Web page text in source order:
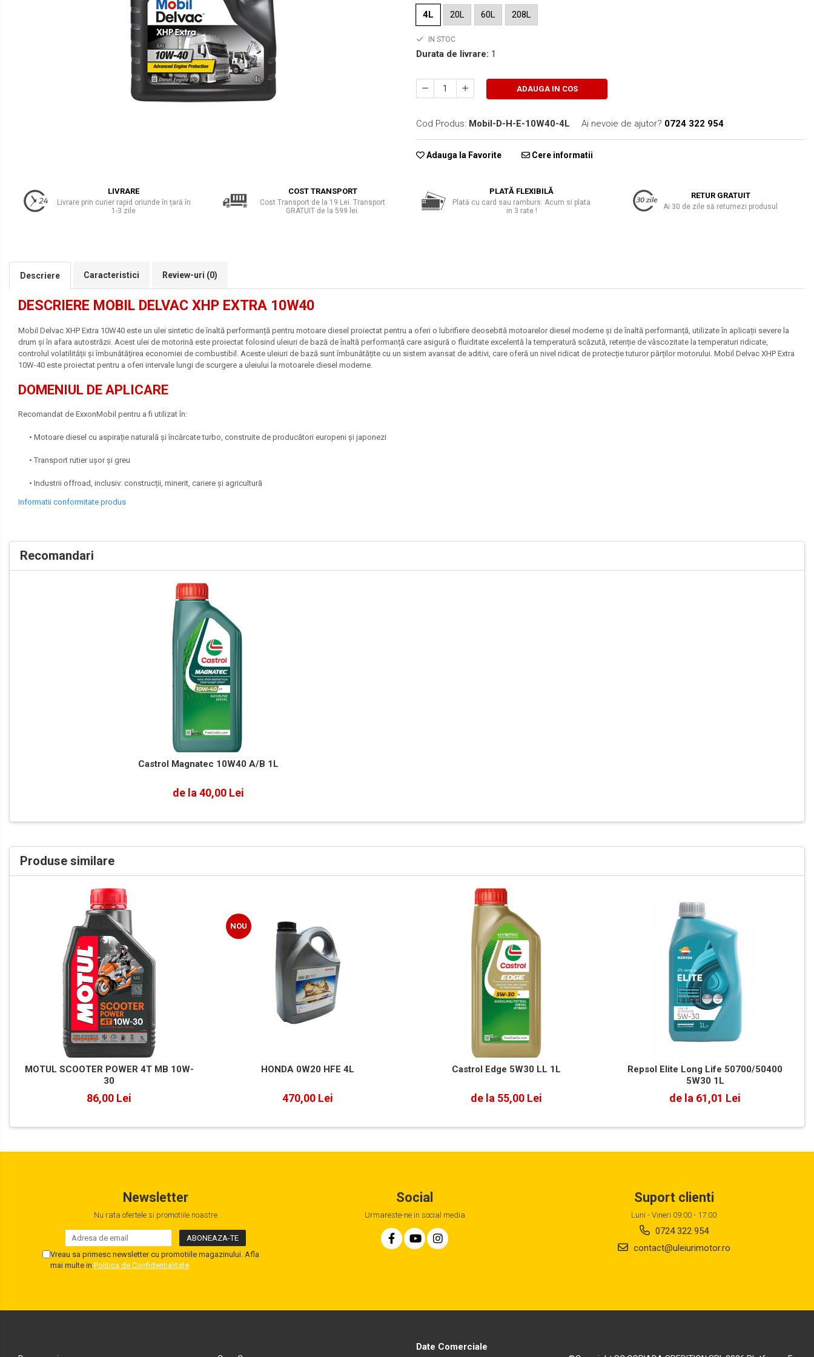
Uleiuri Transmisie Autoturisme
Uleiuri Transmisie Utilaje Agricole
Antigel Camioane
Antigel Motociclete
Lichide Frână Autoturisme
Lichide Frână Motociclete
Lichide Hidraulice
Lichide Pentru Punți și Universale
Lichide Suspensie
Lichide Suspensie Motociclete
Lichide Întreținere Autoturisme
Lichide Întreținere Utilaje
Lubrifianți Industriali
Mâini
Accesorii Auto
Covorase Auto
4L 20L 60L 208L
IN STOC
Durata de livrare: 1
ADAUGA IN COS
Cod Produs: Mobil-D-H-E-10W40-4L Ai nevoie de ajutor? 0724 322 954
Adauga la Favorite Cere informatii
LIVRARE
Livrare prin curier rapid oriunde în țară în
1-3 zile
COST TRANSPORT
Cost Transport de la 19 Lei. Transport
GRATUIT de la 599 lei.
PLATĂ FLEXIBILĂ
Plată cu card sau ramburs. Acum si plata
in 3 rate !
RETUR GRATUIT
Ai 30 de zile să returnezi produsul
Descriere Caracteristici Review-uri (0)
DESCRIERE MOBIL DELVAC XHP EXTRA 10W40
Mobil Delvac XHP Extra 10W40 este un ulei sintetic de înaltă performanță pentru motoare diesel proiectat pentru a oferi o lubrifiere deosebită motoarelor diesel moderne și de înaltă performanță, utilizate în aplicații severe la
drum și în afara autostrăzii. Acest ulei de motorină este proiectat folosind uleiuri de bază de înaltă performanță care asigură o fluiditate excelentă la temperatură scăzută, retenție de vâscozitate la temperaturi ridicate,
controlul volatilității și îmbunătățirea economiei de combustibil. Aceste uleiuri de bază sunt îmbunătățite cu un sistem avansat de aditivi, care oferă un nivel ridicat de protecție tuturor părților motorului. Mobil Delvac XHP Extra
10W-40 este proiectat pentru a oferi intervale lungi de scurgere a uleiului la motoarele diesel moderne.
DOMENIUL DE APLICARE
Recomandat de ExxonMobil pentru a fi utilizat în:
• Motoare diesel cu aspirație naturală și încărcate turbo, construite de producători europeni și japonezi
• Transport rutier ușor și greu
• Industrii offroad, inclusiv: construcții, minerit, cariere și agricultură
Informatii conformitate produs
Recomandari
Castrol Magnatec 10W40 A/B 1L
de la 40,00 Lei
Produse similare
MOTUL SCOOTER POWER 4T MB 10W-
30
86,00 Lei
NOU
HONDA 0W20 HFE 4L
470,00 Lei
Castrol Edge 5W30 LL 1L
de la 55,00 Lei
Repsol Elite Long Life 50700/50400
5W30 1L
de la 61,01 Lei
Newsletter
Nu rata ofertele si promotiile noastre
Vreau sa primesc newsletter cu promotiile magazinului. Afla
mai multe in Politica de Confidentialitate
Social
Urmareste-ne in social media
Suport clienti
Luni - Vineri 09:00 - 17:00
0724 322 954
contact@uleiurimotor.ro
Date Comerciale